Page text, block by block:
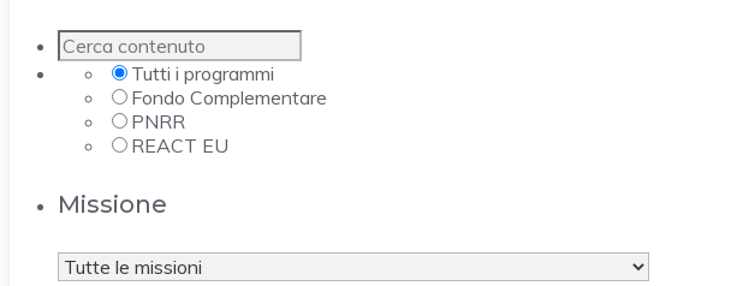
Tutti i programmi
Fondo Complementare
PNRR
REACT EU
Missione